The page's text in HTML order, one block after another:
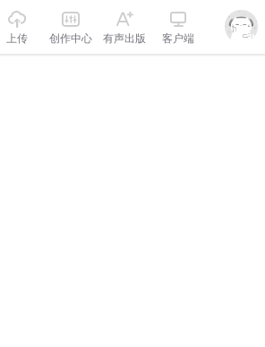
上传 创作中心 有声出版 客户端